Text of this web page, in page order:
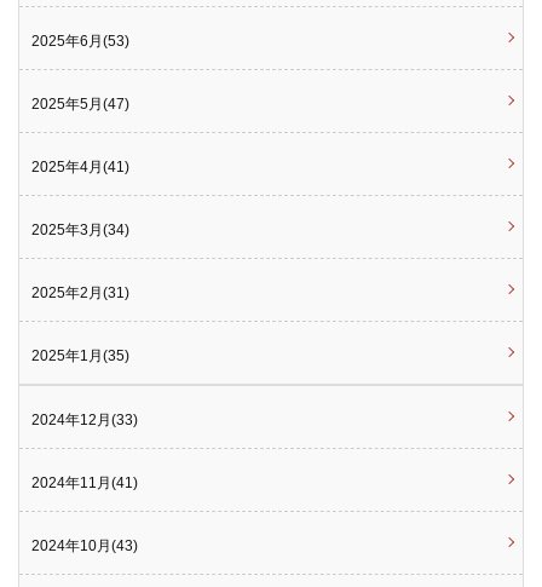
2025年6月(53)
2025年5月(47)
2025年4月(41)
2025年3月(34)
2025年2月(31)
2025年1月(35)
2024年12月(33)
2024年11月(41)
2024年10月(43)